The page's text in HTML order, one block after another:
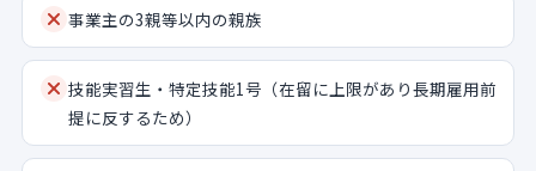
事業主の3親等以内の親族
技能実習生・特定技能1号（在留に上限があり長期雇用前
提に反するため）